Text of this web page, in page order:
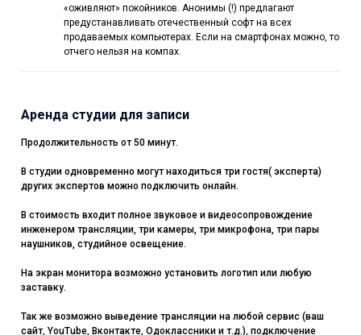
«оживляют» покойников. Анонимы (!) предлагают
предустанавливать отечественный софт на всех
продаваемых компьютерах. Если на смартфонах можно, то
отчего нельзя на компах.
Аренда студии для записи
Продолжительность от 50 минут.
В студии одновременно могут находиться три гостя( эксперта)
других экспертов можно подключить онлайн.
В стоимость входит полное звуковое и видеосопровождение
инженером трансляции, три камеры, три микрофона, три пары
наушников, студийное освещение.
На экран монитора возможно установить логотип или любую
заставку.
Так же возможно выведение трансляции на любой сервис (ваш
сайт, YouTube, Вконтакте, Одоклассники и т.д.), подключение